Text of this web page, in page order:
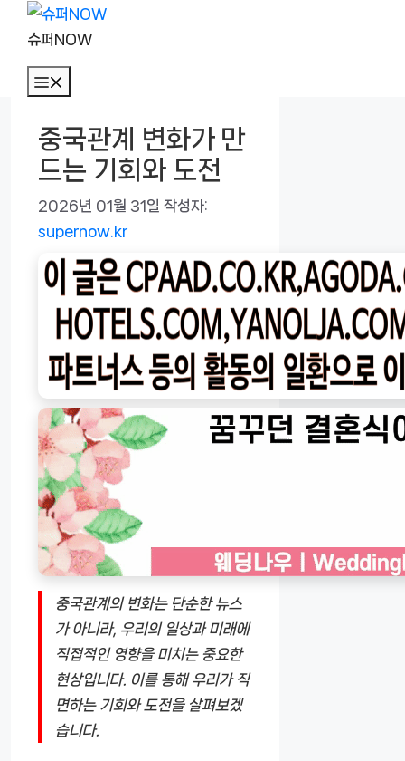
슈퍼NOW
중국관계 변화가 만
드는 기회와 도전
2026년 01월 31일 작성자:
supernow.kr
중국관계의 변화는 단순한 뉴스
가 아니라, 우리의 일상과 미래에
직접적인 영향을 미치는 중요한
현상입니다. 이를 통해 우리가 직
면하는 기회와 도전을 살펴보겠
습니다.